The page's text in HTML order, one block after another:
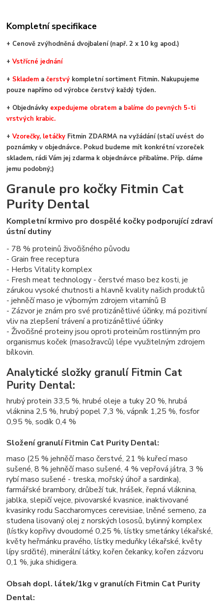
Kompletní specifikace
+ Cenově zvýhodněná dvojbalení (např. 2 x 10 kg apod.)
+Vstřícné jednání
+ Skladem ačerstvý kompletní sortiment Fitmin. Nakupujeme
pouze napřímo od výrobce čerstvý každý týden.
+ Objednávky expedujeme obratem a balíme do pevných 5-ti
vrstvých krabic.
+Vzorečky, letáčky Fitmin ZDARMA na vyžádání (stačí uvést do
poznámky v objednávce. Pokud budeme mít konkrétní vzoreček
skladem, rádi Vám jej zdarma k objednávce přibalíme. Příp. dáme
jemu podobný;)
Granule pro kočky Fitmin Cat
Purity Dental
Kompletní krmivo pro dospělé kočky podporující zdraví
ústní dutiny
- 78 % proteinů živočišného původu
- Grain free receptura
- Herbs Vitality komplex
- Fresh meat technology - čerstvé maso bez kosti, je
zárukou vysoké chutnosti a hlavně kvality našich produktů
- jehněčí maso je výborným zdrojem vitamínů B
- Zázvor je znám pro své protizánětlivé účinky, má pozitivní
vliv na zlepšení trávení a protizánětlivé účinky
- Živočišné proteiny jsou oproti proteinům rostlinným pro
organismus koček (masožravců) lépe využitelným zdrojem
bílkovin.
Analytické složky granulí Fitmin Cat
Purity Dental:
hrubý protein 33,5 %, hrubé oleje a tuky 20 %, hrubá
vláknina 2,5 %, hrubý popel 7,3 %, vápník 1,25 %, fosfor
0,95 %, sodík 0,4 %
Složení granulí Fitmin Cat Purity Dental:
maso (25 % jehněčí maso čerstvé, 21 % kuřecí maso
sušené, 8 % jehněčí maso sušené, 4 % vepřová játra, 3 %
rybí maso sušené - treska, mořský úhoř a sardinka),
farmářské brambory, drůbeží tuk, hrášek, řepná vláknina,
jablka, slepičí vejce, pivovarské kvasnice, inaktivované
kvasinky rodu Saccharomyces cerevisiae, lněné semeno, za
studena lisovaný olej z norských lososů, bylinný komplex
(lístky kopřivy dvoudomé 0,25 %, lístky smetánky lékařské,
květy heřmánku pravého, lístky meduňky lékařské, květy
lípy srdčité), minerální látky, kořen čekanky, kořen zázvoru
0,1 %, juka shidigera.
Obsah dopl. látek/1kg v granulích Fitmin Cat Purity
Dental: